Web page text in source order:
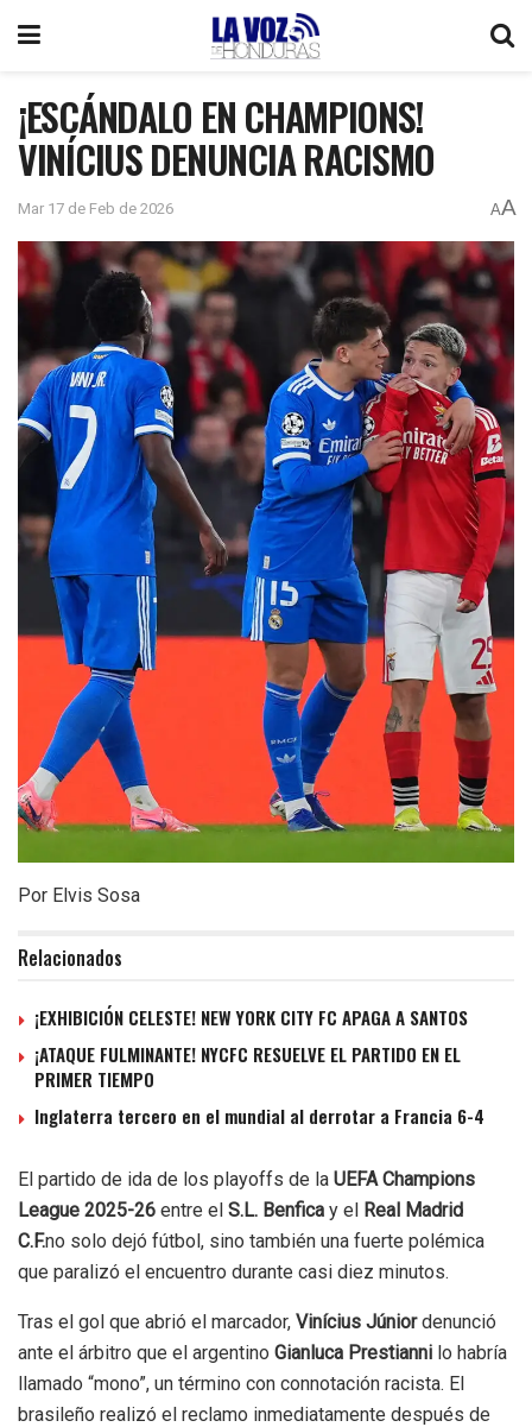
¡ESCÁNDALO EN CHAMPIONS!
VINÍCIUS DENUNCIA RACISMO
Mar 17 de Feb de 2026 AA
Por Elvis Sosa
Relacionados
¡EXHIBICIÓN CELESTE! NEW YORK CITY FC APAGA A SANTOS
¡ATAQUE FULMINANTE! NYCFC RESUELVE EL PARTIDO EN EL
PRIMER TIEMPO
Inglaterra tercero en el mundial al derrotar a Francia 6-4
El partido de ida de los playoffs de la UEFA Champions
League 2025-26 entre el S.L. Benfica y el Real Madrid
C.F.no solo dejó fútbol, sino también una fuerte polémica
que paralizó el encuentro durante casi diez minutos.
Tras el gol que abrió el marcador, Vinícius Júniordenunció
ante el árbitro que el argentino Gianluca Prestianni lo habría
llamado “mono”, un término con connotación racista. El
brasileño realizó el reclamo inmediatamente después de